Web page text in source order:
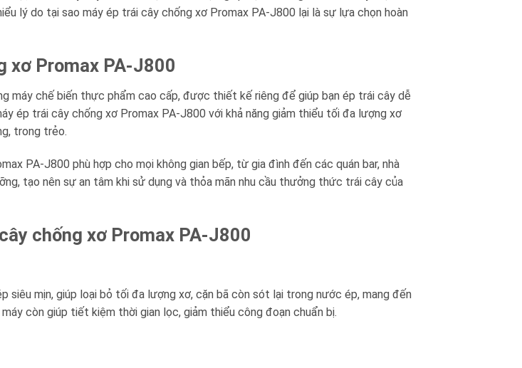
lý do tại sao máy ép trái cây chống xơ Promax PA-J800 lại là sự lựa chọn hoàn
xơ Promax PA-J800
máy chế biến thực phẩm cao cấp, được thiết kế riêng để giúp bạn ép trái cây dễ
ép trái cây chống xơ Promax PA-J800 với khả năng giảm thiểu tối đa lượng xơ
trong trẻo.
PA-J800 phù hợp cho mọi không gian bếp, từ gia đình đến các quán bar, nhà
tạo nên sự an tâm khi sử dụng và thỏa mãn nhu cầu thưởng thức trái cây của
chống xơ Promax PA-J800
siêu mịn, giúp loại bỏ tối đa lượng xơ, cặn bã còn sót lại trong nước ép, mang đến
còn giúp tiết kiệm thời gian lọc, giảm thiểu công đoạn chuẩn bị.